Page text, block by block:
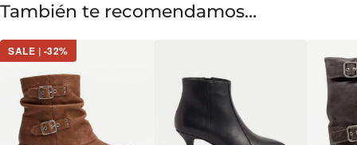
También te recomendamos…
SALE | -32%